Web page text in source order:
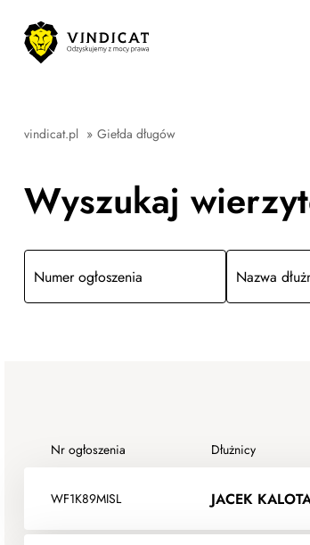
vindicat.pl » Giełda długów
Wyszukaj
Numer ogłoszenia Nazwa
Nr ogłoszenia Dłużnicy
WF1K89MISL JACEK